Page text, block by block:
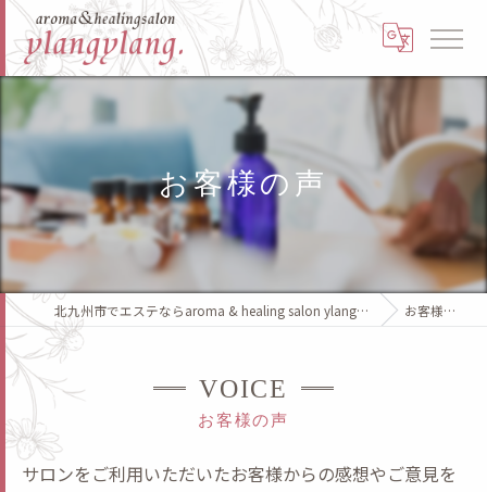
お客様の声
北九州市でエステならaroma & healing salon ylangylang. お客様の声
VOICE
お客様の声
サロンをご利用いただいたお客様からの感想やご意見を